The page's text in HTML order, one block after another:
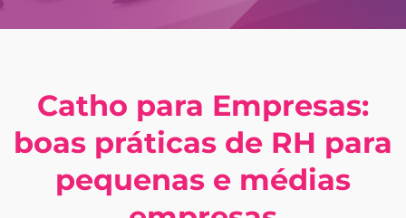
Catho para Empresas:
boas práticas de RH para
pequenas e médias